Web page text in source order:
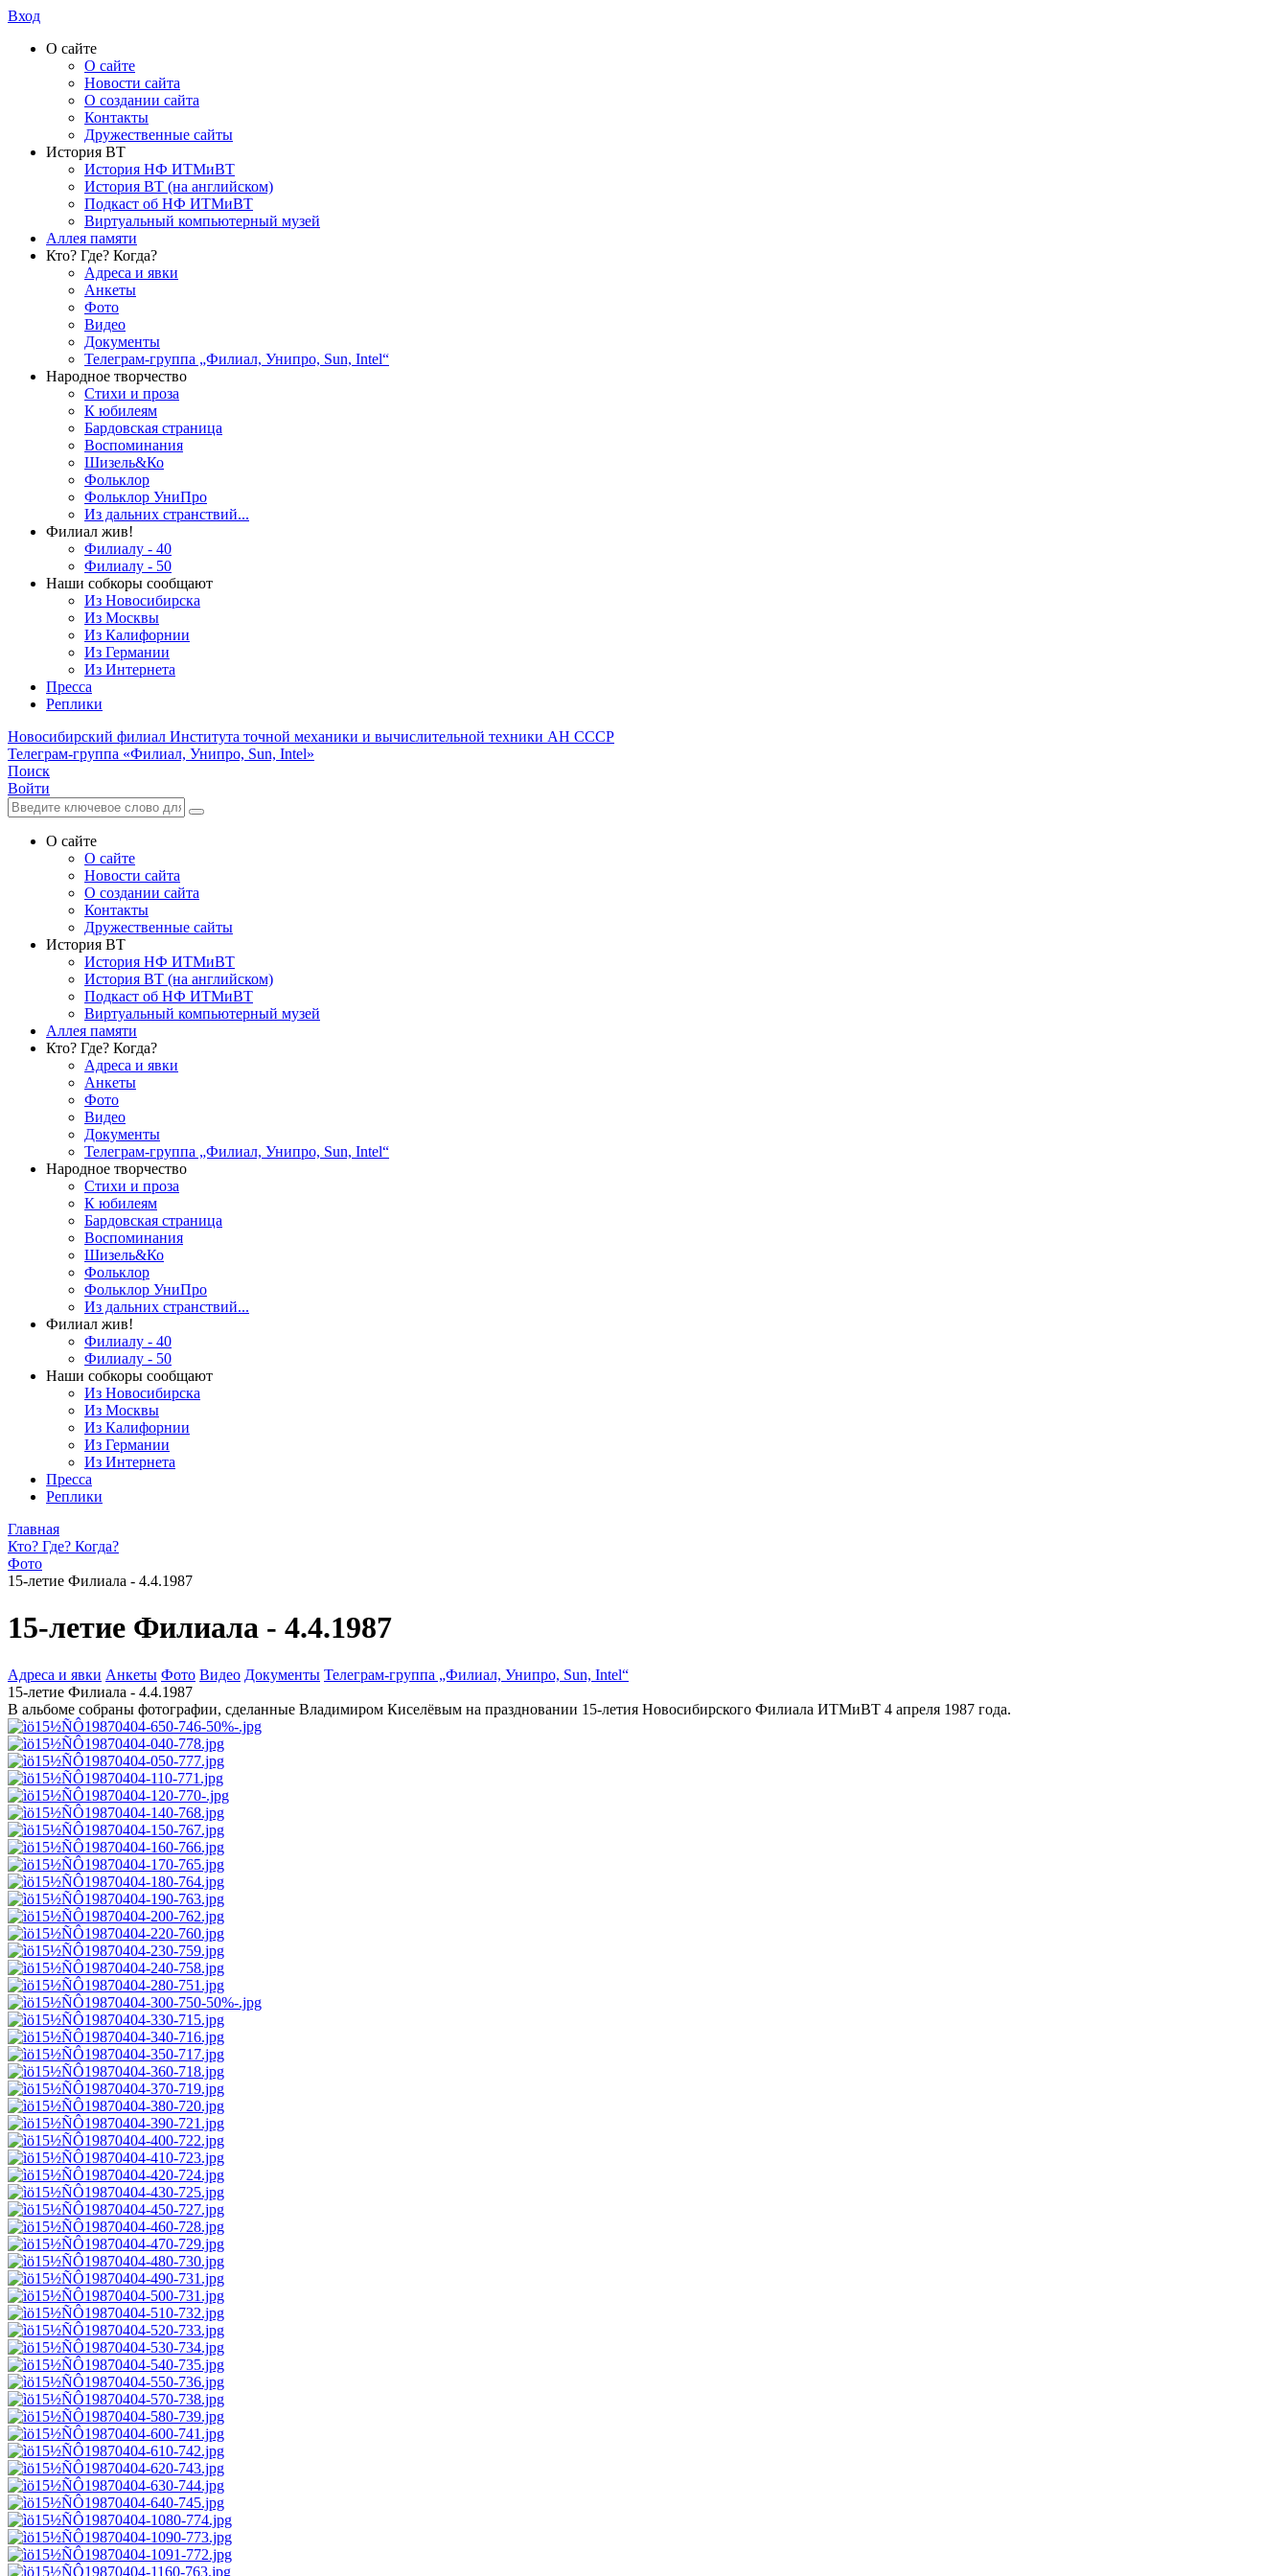
Вход
О сайте
О сайте
Новости сайта
О создании сайта
Контакты
Дружественные сайты
История ВТ
История НФ ИТМиВТ
История ВТ (на английском)
Подкаст об НФ ИТМиВТ
Виртуальный компьютерный музей
Аллея памяти
Кто? Где? Когда?
Адреса и явки
Анкеты
Фото
Видео
Документы
Телеграм-группа „Филиал, Унипро, Sun, Intel“
Народное творчество
Стихи и проза
К юбилеям
Бардовская страница
Воспоминания
Шизель&Ко
Фольклор
Фольклор УниПро
Из дальних странствий...
Филиал жив!
Филиалу - 40
Филиалу - 50
Наши собкоры сообщают
Из Новосибирска
Из Москвы
Из Калифорнии
Из Германии
Из Интернета
Пресса
Реплики
Новосибирский филиал Института точной механики и вычислительной техники АН СССР
Телеграм-группа «Филиал, Унипро, Sun, Intel»
Поиск
Войти
О сайте
О сайте
Новости сайта
О создании сайта
Контакты
Дружественные сайты
История ВТ
История НФ ИТМиВТ
История ВТ (на английском)
Подкаст об НФ ИТМиВТ
Виртуальный компьютерный музей
Аллея памяти
Кто? Где? Когда?
Адреса и явки
Анкеты
Фото
Видео
Документы
Телеграм-группа „Филиал, Унипро, Sun, Intel“
Народное творчество
Стихи и проза
К юбилеям
Бардовская страница
Воспоминания
Шизель&Ко
Фольклор
Фольклор УниПро
Из дальних странствий...
Филиал жив!
Филиалу - 40
Филиалу - 50
Наши собкоры сообщают
Из Новосибирска
Из Москвы
Из Калифорнии
Из Германии
Из Интернета
Пресса
Реплики
Главная
Кто? Где? Когда?
Фото
15-летие Филиала - 4.4.1987
15-летие Филиала - 4.4.1987
Адреса и явки Анкеты Фото Видео Документы Телеграм-группа „Филиал, Унипро, Sun, Intel“
15-летие Филиала - 4.4.1987
В альбоме собраны фотографии, сделанные Владимиром Киселёвым на праздновании 15-летия Новосибирского Филиала ИТМиВТ 4 апреля 1987 года.